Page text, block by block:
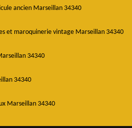
ancien Marseillan 34340
et maroquinerie vintage Marseillan 34340
34340
34340
Marseillan 34340